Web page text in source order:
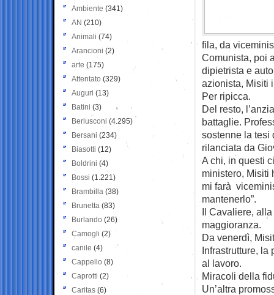
fila, da
Comunista, poi
dipietrista e
azionista, Misiti
Per ripicca.
Del resto,
battaglie.
sostenne la tesi
rilanciata da
A chi, in questi
ministero, Misiti
mi farà
mantenerlo”.
Il Cavaliere,
maggioranza.
Da venerdì,
Infrastrutture, la
al lavoro.
Miracoli della
Un’altra
Ambiente (341)
AN (210)
Animali (74)
Arancioni (2)
arte (175)
Attentato (329)
Auguri (13)
Batini (3)
Berlusconi (4.295)
Bersani (234)
Biasotti (12)
Boldrini (4)
Bossi (1.221)
Brambilla (38)
Brunetta (83)
Burlando (26)
Camogli (2)
canile (4)
Cappello (8)
Caprotti (2)
Caritas (6)